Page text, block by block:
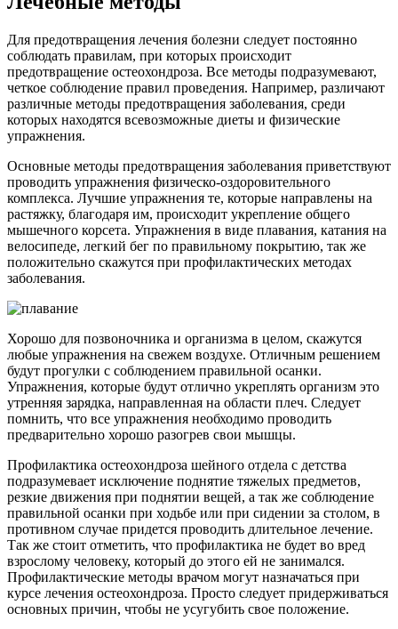
Для предотвращения лечения болезни следует постоянно
соблюдать правилам, при которых происходит
предотвращение остеохондроза. Все методы подразумевают,
четкое соблюдение правил проведения. Например, различают
различные методы предотвращения заболевания, среди
которых находятся всевозможные диеты и физические
упражнения.
Основные методы предотвращения заболевания приветствуют
проводить упражнения физическо-оздоровительного
комплекса. Лучшие упражнения те, которые направлены на
растяжку, благодаря им, происходит укрепление общего
мышечного корсета. Упражнения в виде плавания, катания на
велосипеде, легкий бег по правильному покрытию, так же
положительно скажутся при профилактических методах
заболевания.
Хорошо для позвоночника и организма в целом, скажутся
любые упражнения на свежем воздухе. Отличным решением
будут прогулки с соблюдением правильной осанки.
Упражнения, которые будут отлично укреплять организм это
утренняя зарядка, направленная на области плеч. Следует
помнить, что все упражнения необходимо проводить
предварительно хорошо разогрев свои мышцы.
Профилактика остеохондроза шейного отдела с детства
подразумевает исключение поднятие тяжелых предметов,
резкие движения при поднятии вещей, а так же соблюдение
правильной осанки при ходьбе или при сидении за столом, в
противном случае придется проводить длительное лечение.
Так же стоит отметить, что профилактика не будет во вред
взрослому человеку, который до этого ей не занимался.
Профилактические методы врачом могут назначаться при
курсе лечения остеохондроза. Просто следует придерживаться
основных причин, чтобы не усугубить свое положение.